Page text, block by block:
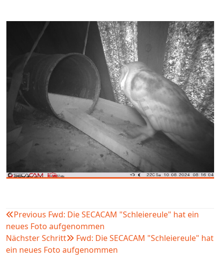
Beitragsnavigation
Previous Fwd: Die SECACAM "Schleiereule" hat ein
neues Foto aufgenommen
Nächster Schritt
Fwd: Die SECACAM "Schleiereule" hat
ein neues Foto aufgenommen